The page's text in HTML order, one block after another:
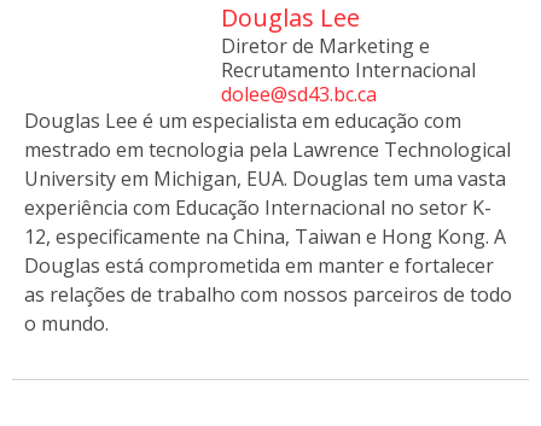
Douglas Lee
Diretor de Marketing e
Recrutamento Internacional
dolee@sd43.bc.ca
Douglas Lee é um especialista em educação com
mestrado em tecnologia pela Lawrence Technological
University em Michigan, EUA. Douglas tem uma vasta
experiência com Educação Internacional no setor K-
12, especificamente na China, Taiwan e Hong Kong. A
Douglas está comprometida em manter e fortalecer
as relações de trabalho com nossos parceiros de todo
o mundo.